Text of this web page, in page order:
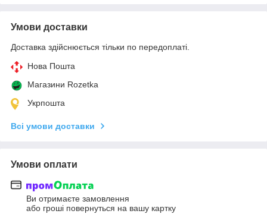
Умови доставки
Доставка здійснюється тільки по передоплаті.
Нова Пошта
Магазини Rozetka
Укрпошта
Всі умови доставки
Умови оплати
Ви отримаєте замовлення
або гроші повернуться на вашу картку